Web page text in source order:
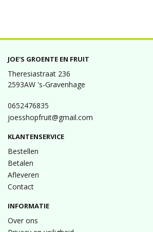
JOE'S GROENTE EN FRUIT
Theresiastraat 236
2593AW 's-Gravenhage
0652476835
joesshopfruit@gmail.com
KLANTENSERVICE
Bestellen
Betalen
Afleveren
Contact
INFORMATIE
Over ons